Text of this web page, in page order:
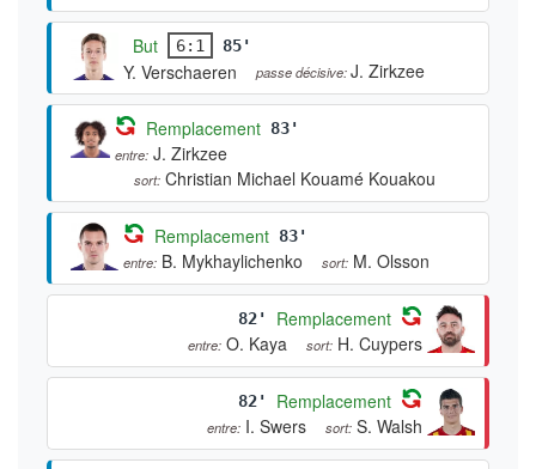
But 6:1 85'
Y. Verschaeren passe décisive:J. Zirkzee
Remplacement 83'
entre: J. Zirkzee
sort: Christian Michael Kouamé Kouakou
Remplacement 83'
entre: B. Mykhaylichenko sort: M. Olsson
82' Remplacement
entre: O. Kaya sort: H. Cuypers
82' Remplacement
entre: I. Swers sort: S. Walsh